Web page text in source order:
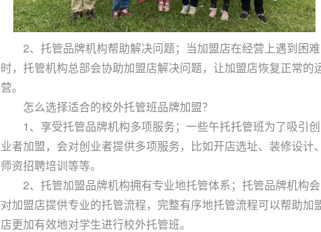
2、托管品牌机构帮助解决问题；当加盟店在经营上遇到困难
时，托管机构总部会协助加盟店解决问题，让加盟店恢复正常的
营。
怎么选择适合的校外托管班品牌加盟？
1、享受托管品牌机构多项服务；一些午托托管班为了吸引创
业者加盟，会对创业者提供多项服务，比如开店选址、装修设计、
师资招聘培训等等。
2、托管加盟品牌机构拥有专业地托管体系；托管品牌机构会
对加盟店提供专业的托管流程，完整有序地托管流程可以帮助加
店更加有效地对学生进行校外托管班。